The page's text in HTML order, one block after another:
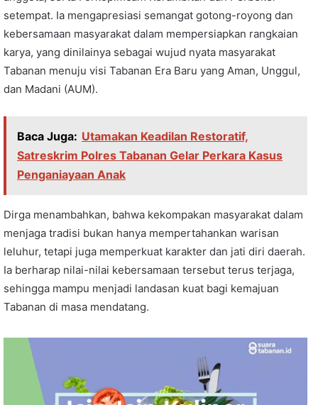
setempat. Ia mengapresiasi semangat gotong-royong dan
kebersamaan masyarakat dalam mempersiapkan rangkaian
karya, yang dinilainya sebagai wujud nyata masyarakat
Tabanan menuju visi Tabanan Era Baru yang Aman, Unggul,
dan Madani (AUM).
Baca Juga: Utamakan Keadilan Restoratif,
Satreskrim Polres Tabanan Gelar Perkara Kasus
Penganiayaan Anak
Dirga menambahkan, bahwa kekompakan masyarakat dalam
menjaga tradisi bukan hanya mempertahankan warisan
leluhur, tetapi juga memperkuat karakter dan jati diri daerah.
Ia berharap nilai-nilai kebersamaan tersebut terus terjaga,
sehingga mampu menjadi landasan kuat bagi kemajuan
Tabanan di masa mendatang.